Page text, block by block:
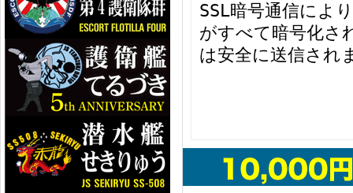
SSL暗号通信によ
がすべて暗号化さ
は安全に送信され